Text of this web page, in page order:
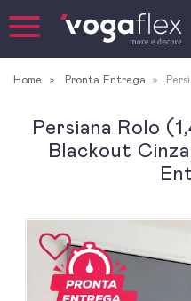
Home Pronta Entrega
Persiana Rolo
Blackout